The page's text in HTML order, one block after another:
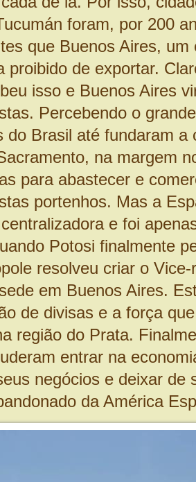
foram, por 200
que Buenos Aires, um
proibido de exportar.
isso e Buenos Aires
Percebendo o
do Brasil até fundaram a
na margem
para abastecer e
portenhos. Mas a
e foi
Potosi finalmente
resolveu criar o
em Buenos Aires.
de divisas e a força
região do Prata.
entrar na
negócios e deixar de
da América